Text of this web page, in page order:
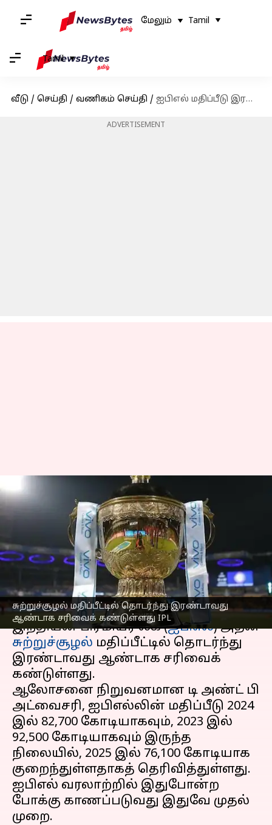
மேலும் Tamil
Tamil
வீடு / செய்தி / வணிகம் செய்தி / ஐபிஎல் மதிப்பீடு இரண்டு ஆண்டுகளாக தொடர்ச்சியாக சரிந்து வருகிறது
ADVERTISEMENT
சுற்றுச்சூழல் மதிப்பீட்டில் தொடர்ந்து இரண்டாவது
ஆண்டாக சரிவைக் கண்டுள்ளது IPL
ஐபிஎல் மதிப்பீடு இரண்டு
ஆண்டுகளாக
தொடர்ச்சியாக சரிந்து
வருகிறது
Venkatalakshmi V Oct 15, 2025 03:02 pm
செய்தி முன்னோட்டம்
இந்தியன் பிரீமியர் லீக் (ஐபிஎல்) அதன்
சுற்றுச்சூழல் மதிப்பீட்டில் தொடர்ந்து
இரண்டாவது ஆண்டாக சரிவைக்
கண்டுள்ளது.
ஆலோசனை நிறுவனமான டி அண்ட் பி
அட்வைசரி, ஐபிஎல்லின் மதிப்பீடு 2024
இல் ₹82,700 கோடியாகவும், 2023 இல்
₹92,500 கோடியாகவும் இருந்த
நிலையில், 2025 இல் ₹76,100 கோடியாக
குறைந்துள்ளதாகத் தெரிவித்துள்ளது.
ஐபிஎல் வரலாற்றில் இதுபோன்ற
போக்கு காணப்படுவது இதுவே முதல்